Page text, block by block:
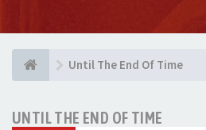
Until The End Of Time
UNTIL THE END OF TIME